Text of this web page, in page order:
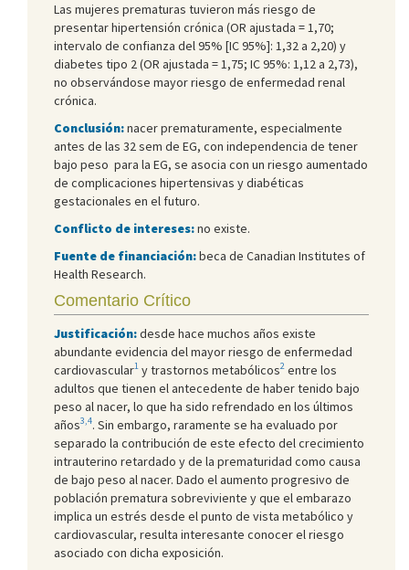
Las mujeres prematuras tuvieron más riesgo de
presentar hipertensión crónica (OR ajustada = 1,70;
intervalo de confianza del 95% [IC 95%]: 1,32 a 2,20) y
diabetes tipo 2 (OR ajustada = 1,75; IC 95%: 1,12 a 2,73),
no observándose mayor riesgo de enfermedad renal
crónica.
Conclusión:nacer prematuramente, especialmente
antes de las 32 sem de EG, con independencia de tener
bajo peso para la EG, se asocia con un riesgo aumentado
de complicaciones hipertensivas y diabéticas
gestacionales en el futuro.
Conflicto de intereses:no existe.
Fuente de financiación:beca de Canadian Institutes of
Health Research.
Comentario Crítico
Justificación:desde hace muchos años existe
abundante evidencia del mayor riesgo de enfermedad
cardiovascular1 y trastornos metabólicos2 entre los
adultos que tienen el antecedente de haber tenido bajo
peso al nacer, lo que ha sido refrendado en los últimos
años3,4. Sin embargo, raramente se ha evaluado por
separado la contribución de este efecto del crecimiento
intrauterino retardado y de la prematuridad como causa
de bajo peso al nacer. Dado el aumento progresivo de
población prematura sobreviviente y que el embarazo
implica un estrés desde el punto de vista metabólico y
cardiovascular, resulta interesante conocer el riesgo
asociado con dicha exposición.